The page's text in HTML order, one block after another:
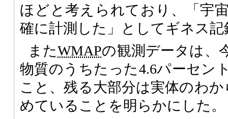
ほどと考えられており、「宇
確に計測した」としてギネス
またWMAPの観測データは、
物質のうちたった4.6パーセン
こと、残る大部分は実体のわ
めていることを明らかにした。